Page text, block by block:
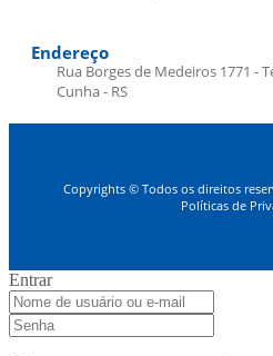
Endereço
Rua Borges de Medeiros 1771 -
Cunha - RS
Copyrights © Todos os direitos
Políticas de
Entrar